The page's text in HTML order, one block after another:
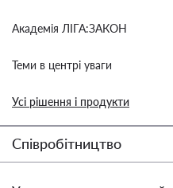
Академія ЛІГА:ЗАКОН
Теми в центрі уваги
Усі рішення і продукти
Співробітництво